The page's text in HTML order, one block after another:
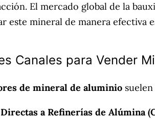
El mercado global de la
este mineral de manera efectiva
Canales para Vender
de mineral de aluminio
a Refinerías de Alúmina